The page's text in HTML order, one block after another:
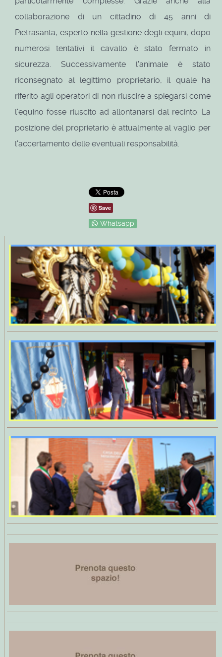
collaborazione di un cittadino di 45 anni di
Pietrasanta, esperto nella gestione degli equini, dopo
numerosi tentativi il cavallo è stato fermato in
sicurezza. Successivamente l'animale è stato
riconsegnato al legittimo proprietario, il quale ha
riferito agli operatori di non riuscire a spiegarsi come
l'equino fosse riuscito ad allontanarsi dal recinto. La
posizione del proprietario è attualmente al vaglio per
l'accertamento delle eventuali responsabilità.
Save
Whatsapp